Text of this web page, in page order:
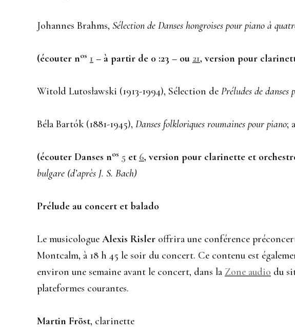
Johannes Brahms, Sélection de Danses hongroises pour piano à
(écouter nos 1 – à partir de 0 :23 – ou 21, version pour
Witold Lutosławski (1913-1994), Sélection de Préludes de
Béla Bartók (1881-1945), Danses folkloriques roumaines pour piano;
(écouter Danses nos 5 et 6, version pour clarinette et
bulgare (d’après J. S. Bach)
Prélude au concert et balado
Le musicologue Alexis Risler offrira une conférence
Montcalm, à 18 h 45 le soir du concert. Ce contenu est
environ une semaine avant le concert, dans la Zone audio du
plateformes courantes.
Martin Fröst, clarinette